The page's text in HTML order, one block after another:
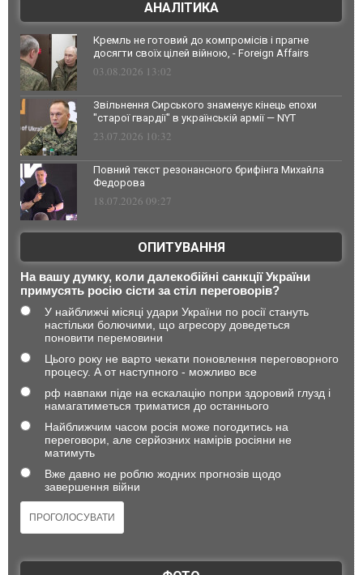
АНАЛІТИКА
Кремль не готовий до компромісів і прагне
досягти своїх цілей війною, - Foreign Affairs
03.08.2026 13:02
Звільнення Сирського знаменує кінець епохи
"старої гвардії" в українській армії — NYT
23.07.2026 10:32
Повний текст резонансного брифінга Михайла
Федорова
18.07.2026 09:27
ОПИТУВАННЯ
На вашу думку, коли далекобійні санкції України
примусять росію сісти за стіл переговорів?
У найближчі місяці удари України по росії стануть
настільки болючими, що агресору доведеться
поновити перемовини
Цього року не варто чекати поновлення переговорного
процесу. А от наступного - можливо все
рф навпаки піде на ескалацію попри здоровий глузд і
намагатиметься триматися до останнього
Найближчим часом росія може погодитись на
переговори, але серйозних намірів росіяни не
матимуть
Вже давно не роблю жодних прогнозів щодо
завершення війни